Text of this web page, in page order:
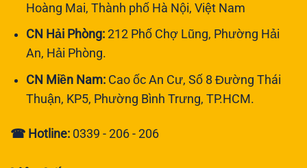
Hoàng Mai, Thành phố Hà Nội, Việt Nam
CN Hải Phòng: 212 Phố Chợ Lũng, Phường Hải
An, Hải Phòng.
CN Miền Nam: Cao ốc An Cư, Số 8 Đường Thái
Thuận, KP5, Phường Bình Trưng, TP.HCM.
☎ Hotline: 0339 - 206 - 206